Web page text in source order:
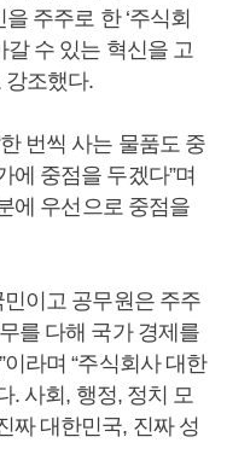
주주로 한 ‘주식회
갈 수 있는 혁신을 고
강조했다.
번씩 사는 물품도 중
에 중점을 두겠다”며
에 우선으로 중점을
이고 공무원은 주주
를 다해 국가 경제를
라며 “주식회사 대한
. 사회, 행정, 정치 모
짜 대한민국, 진짜 성